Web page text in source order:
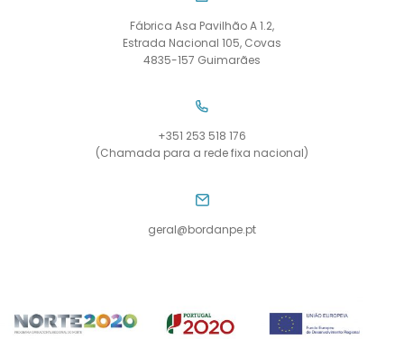
Fábrica Asa Pavilhão A 1.2,
Estrada Nacional 105, Covas
4835-157 Guimarães
+351 253 518 176
(Chamada para a rede fixa nacional)
geral@bordanpe.pt